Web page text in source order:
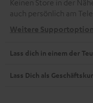
Keinen Store in der
auch persönlich am
Weitere
Lass dich in einem der
Lass Dich als